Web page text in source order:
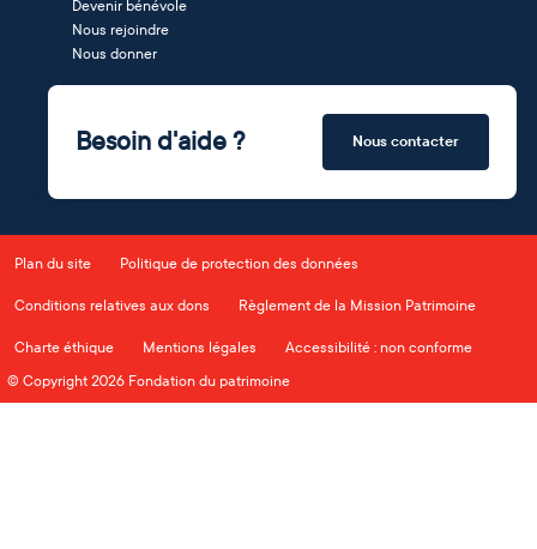
Devenir bénévole
Nous rejoindre
Nous donner
Besoin d'aide ? Nous contacter
Plan du site Politique de protection des données
Conditions relatives aux dons Règlement de la Mission Patrimoine
Charte éthique Mentions légales
Accessibilité : non conforme
© Copyright 2026 Fondation du patrimoine